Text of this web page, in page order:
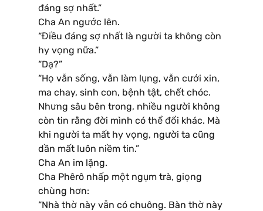
đáng sợ nhất.”
Cha An ngước lên.
“Điều đáng sợ nhất là người ta không còn
hy vọng nữa.”
“Dạ?”
“Họ vẫn sống, vẫn làm lụng, vẫn cưới xin,
ma chay, sinh con, bệnh tật, chết chóc.
Nhưng sâu bên trong, nhiều người không
còn tin rằng đời mình có thể đổi khác. Mà
khi người ta mất hy vọng, người ta cũng
dần mất luôn niềm tin.”
Cha An im lặng.
Cha Phêrô nhấp một ngụm trà, giọng
chùng hơn:
“Nhà thờ này vẫn có chuông. Bàn thờ này